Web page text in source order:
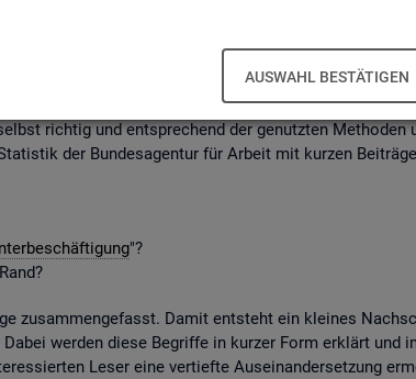
AUSWAHL BESTÄTIGEN
Sta­tis­tik er­klärt
wer­den. Ei­ner­seits kön­nen mit sta­tis­ti­schen
rich­tig und ent­spre­chend der ge­nutz­ten
der Bun­des­agen­tur für Ar­beit mit kur­zen
"?
zu­sam­men­ge­fasst. Damit ent­steht ein klei­nes
wer­den diese Be­grif­fe in kur­zer Form er­klärt
Leser eine ver­tief­te Aus­ein­an­der­set­zung